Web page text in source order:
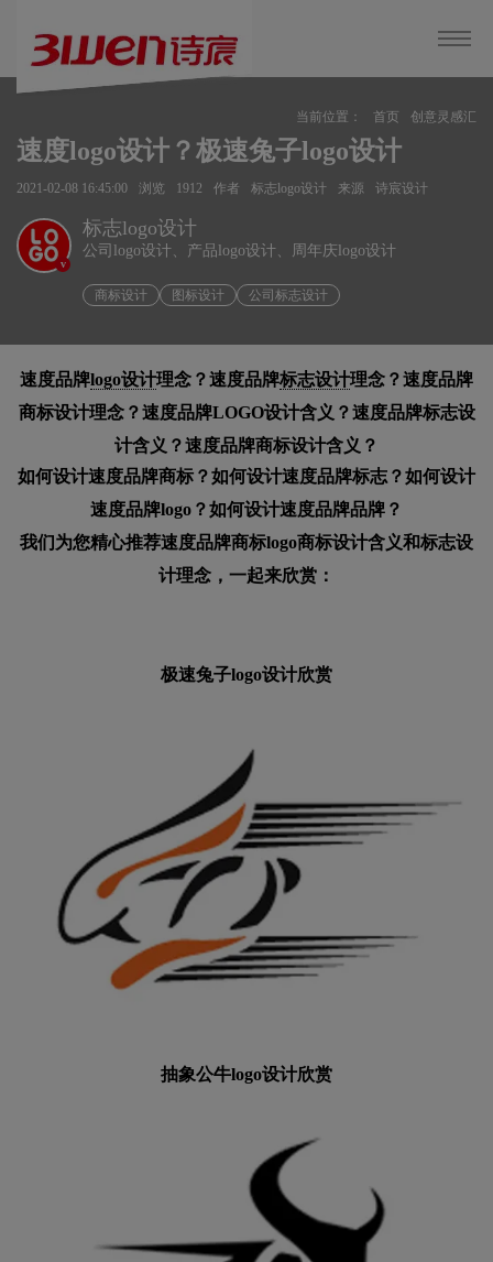
当前位置： 首页 创意灵感汇
速度logo设计？极速兔子logo设计
2021-02-08 16:45:00 浏览 1912 作者 标志logo设计 来源 诗宸设计
v
标志logo设计
公司logo设计、产品logo设计、周年庆logo设计
商标设计 图标设计 公司标志设计
速度品牌logo设计理念？速度品牌标志设计理念？速度品牌
商标设计理念？速度品牌LOGO设计含义？速度品牌标志设
计含义？速度品牌商标设计含义？
如何设计速度品牌商标？如何设计速度品牌标志？如何设计
速度品牌logo？如何设计速度品牌品牌？
我们为您精心推荐速度品牌商标logo商标设计含义和标志设
计理念，一起来欣赏：
极速兔子logo设计欣赏
抽象公牛logo设计欣赏